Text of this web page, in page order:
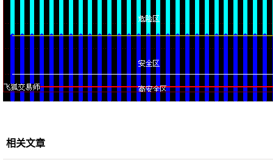
相关文章